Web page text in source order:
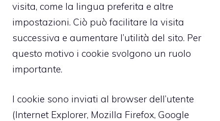
visita, come la lingua preferita e altre
impostazioni. Ciò può facilitare la visita
successiva e aumentare l’utilità del sito. Per
questo motivo i cookie svolgono un ruolo
importante.
I cookie sono inviati al browser dell’utente
(Internet Explorer, Mozilla Firefox, Google